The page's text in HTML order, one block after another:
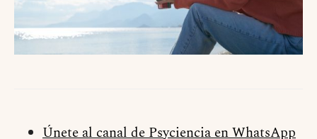
Únete al canal de Psyciencia en WhatsApp